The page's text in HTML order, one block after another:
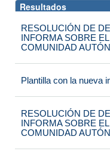
Resultados
RESOLUCIÓN DE
INFORMA SOBRE
COMUNIDAD
Plantilla con la nueva
RESOLUCIÓN DE
INFORMA SOBRE
COMUNIDAD